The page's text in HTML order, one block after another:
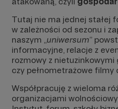
Tutaj nie ma jednej stałej
w zależności od sezonu i
naszym „ uniwersum”
informacyjne, relacje z
rozmowy z nietuzinkowymi
czy pełnometrażowe filmy
Współpracuję z wieloma
organizacjami